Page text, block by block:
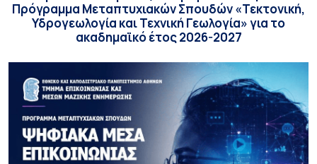
Πρόγραμμα Μεταπτυχιακών Σπουδών «Τεκτονική,
Υδρογεωλογία και Τεχνική Γεωλογία» για το
ακαδημαϊκό έτος 2026-2027